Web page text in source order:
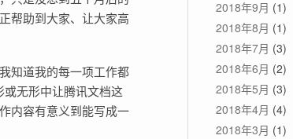
帮助到大家、让大家高
知道我的每一项工作都
无形中让腾讯文档这
内容有意义到能写成一
2018年9月 (1)
2018年8月 (1)
2018年7月 (3)
2018年6月 (2)
2018年5月 (3)
2018年4月 (4)
2018年3月 (1)